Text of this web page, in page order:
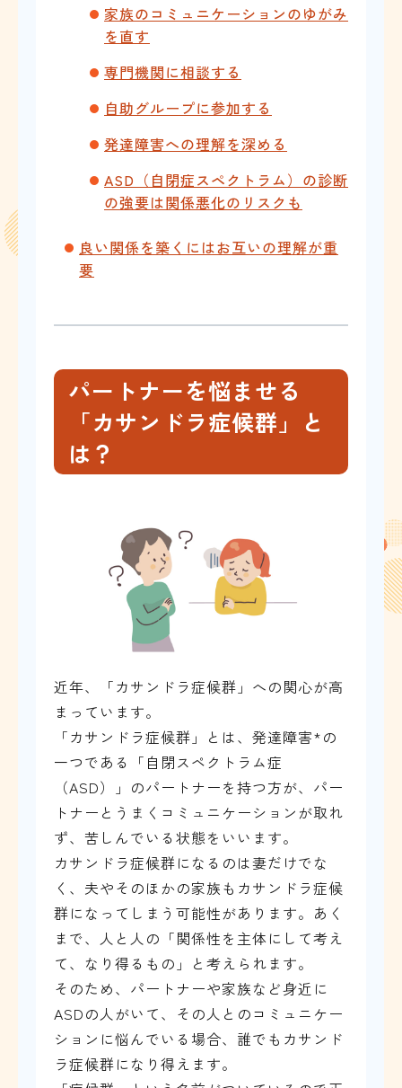
家族のコミュニケーションのゆがみ
を直す
専門機関に相談する
自助グループに参加する
発達障害への理解を深める
ASD（自閉症スペクトラム）の診断
の強要は関係悪化のリスクも
良い関係を築くにはお互いの理解が重
要
パートナーを悩ませる
「カサンドラ症候群」と
は？
近年、「カサンドラ症候群」への関心が高
まっています。
「カサンドラ症候群」とは、発達障害*の
一つである「自閉スペクトラム症
（ASD）」のパートナーを持つ方が、パー
トナーとうまくコミュニケーションが取れ
ず、苦しんでいる状態をいいます。
カサンドラ症候群になるのは妻だけでな
く、夫やそのほかの家族もカサンドラ症候
群になってしまう可能性があります。あく
まで、人と人の「関係性を主体にして考え
て、なり得るもの」と考えられます。
そのため、パートナーや家族など身近に
ASDの人がいて、その人とのコミュニケー
ションに悩んでいる場合、誰でもカサンド
ラ症候群になり得えます。